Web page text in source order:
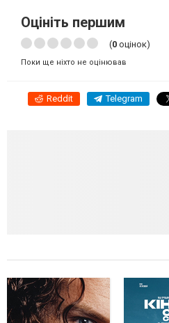
Оцініть першим
(0 оцінок)
Поки ще ніхто не оцінював
Reddit Telegram